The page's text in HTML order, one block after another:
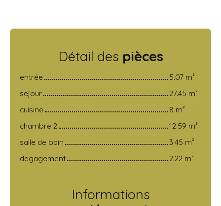
Détail des pièces
entrée
5.07 m²
sejour
27.45 m²
cuisine
8 m²
chambre 2
12.59 m²
salle de bain
3.45 m²
degagement
2.22 m²
Informations